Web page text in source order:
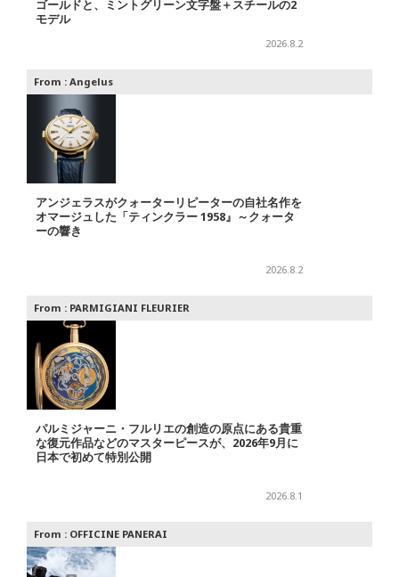
ゴールドと、ミントグリーン文字盤＋スチールの2
モデル
2026.8.2
From : Angelus
アンジェラスがクォーターリピーターの自社名作を
オマージュした「ティンクラー 1958』～クォータ
ーの響き
2026.8.2
From : PARMIGIANI FLEURIER
パルミジャーニ・フルリエの創造の原点にある貴重
な復元作品などのマスターピースが、2026年9月に
日本で初めて特別公開
2026.8.1
From : OFFICINE PANERAI